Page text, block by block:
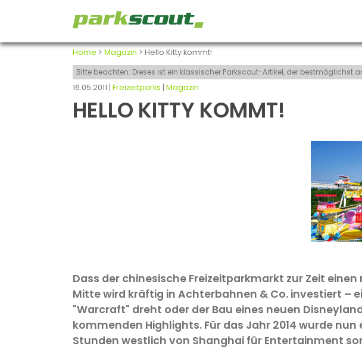
Home > Magazin > Hello Kitty kommt!
Bitte beachten: Dieses ist ein klassischer Parkscout-Artikel, der bestmöglichst
16.05.2011 | Freizeitparks Magazin
HELLO KITTY KOMMT!
Dass der chinesische Freizeitparkmarkt zur Zeit
Mitte wird kräftig in Achterbahnen & Co. investiert –
"Warcraft" dreht oder der Bau eines neuen
kommenden Highlights. Für das Jahr 2014 wurde
Stunden westlich von Shanghai für Entertainment